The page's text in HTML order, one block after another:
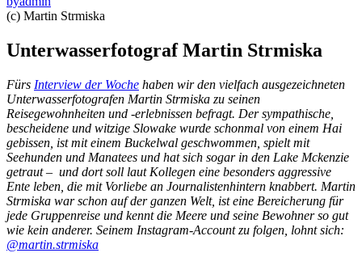
(c) Martin Strmiska
Unterwasserfotograf Martin Strmiska
Fürs Interview der Woche haben wir den vielfach ausgezeichneten
Unterwasserfotografen Martin Strmiska zu seinen
Reisegewohnheiten und -erlebnissen befragt. Der sympathische,
bescheidene und witzige Slowake wurde schonmal von einem Hai
gebissen, ist mit einem Buckelwal geschwommen, spielt mit
Seehunden und Manatees und hat sich sogar in den Lake Mckenzie
getraut – und dort soll laut Kollegen eine besonders aggressive
Ente leben, die mit Vorliebe an Journalistenhintern knabbert. Martin
Strmiska war schon auf der ganzen Welt, ist eine Bereicherung für
jede Gruppenreise und kennt die Meere und seine Bewohner so gut
wie kein anderer. Seinem Instagram-Account zu folgen, lohnt sich:
@martin.strmiska